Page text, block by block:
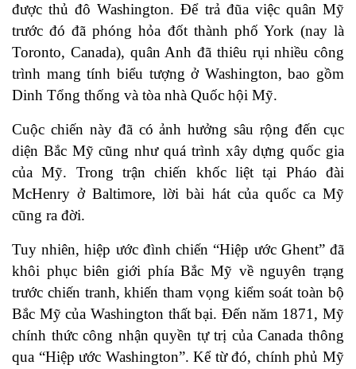
được thủ đô Washington. Để trả đũa việc quân Mỹ
trước đó đã phóng hỏa đốt thành phố York (nay là
Toronto, Canada), quân Anh đã thiêu rụi nhiều công
trình mang tính biểu tượng ở Washington, bao gồm
Dinh Tổng thống và tòa nhà Quốc hội Mỹ.
Cuộc chiến này đã có ảnh hưởng sâu rộng đến cục
diện Bắc Mỹ cũng như quá trình xây dựng quốc gia
của Mỹ. Trong trận chiến khốc liệt tại Pháo đài
McHenry ở Baltimore, lời bài hát của quốc ca Mỹ
cũng ra đời.
Tuy nhiên, hiệp ước đình chiến “Hiệp ước Ghent” đã
khôi phục biên giới phía Bắc Mỹ về nguyên trạng
trước chiến tranh, khiến tham vọng kiểm soát toàn bộ
Bắc Mỹ của Washington thất bại. Đến năm 1871, Mỹ
chính thức công nhận quyền tự trị của Canada thông
qua “Hiệp ước Washington”. Kể từ đó, chính phủ Mỹ